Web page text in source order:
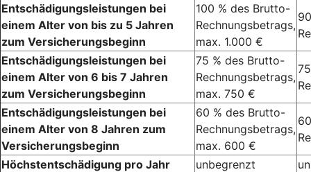
Entschädigungsleistungen bei
einem Alter von bis zu 5 Jahren
zum Versicherungsbeginn
100 % des Brutto-
Rechnungsbetrags,
max. 1.000 €
Entschädigungsleistungen bei
einem Alter von 6 bis 7 Jahren
zum Versicherungsbeginn
75 % des Brutto-
Rechnungsbetrags,
max. 750 €
Entschädigungsleistungen bei
einem Alter von 8 Jahren zum
Versicherungsbeginn
60 % des Brutto-
Rechnungsbetrags,
max. 600 €
Höchstentschädigung pro Jahr
unbegrenzt